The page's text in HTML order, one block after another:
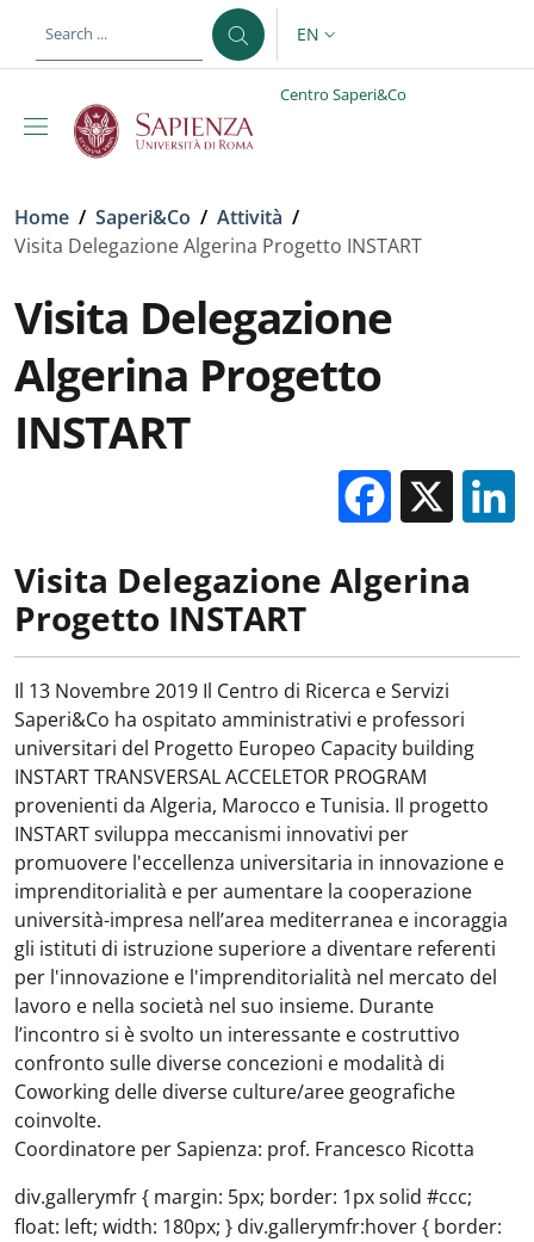
LANGUAGE SWITCHER:
EN
Centro Saperi&Co
Breadcrumb
Home / Saperi&Co / Attività /
Visita Delegazione Algerina Progetto INSTART
Visita Delegazione
Algerina Progetto
INSTART
X
Visita Delegazione Algerina
Progetto INSTART
Il 13 Novembre 2019 Il Centro di Ricerca e Servizi
Saperi&Co ha ospitato amministrativi e professori
universitari del Progetto Europeo Capacity building
INSTART TRANSVERSAL ACCELETOR PROGRAM
provenienti da Algeria, Marocco e Tunisia. Il progetto
INSTART sviluppa meccanismi innovativi per
promuovere l'eccellenza universitaria in innovazione e
imprenditorialità e per aumentare la cooperazione
università-impresa nell’area mediterranea e incoraggia
gli istituti di istruzione superiore a diventare referenti
per l'innovazione e l'imprenditorialità nel mercato del
lavoro e nella società nel suo insieme. Durante
l’incontro si è svolto un interessante e costruttivo
confronto sulle diverse concezioni e modalità di
Coworking delle diverse culture/aree geografiche
coinvolte.
Coordinatore per Sapienza: prof. Francesco Ricotta
div.gallerymfr { margin: 5px; border: 1px solid #ccc;
float: left; width: 180px; } div.gallerymfr:hover { border: